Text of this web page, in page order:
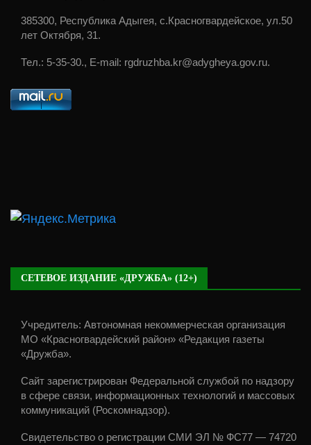
385300, Республика Адыгея, с.Красногвардейское, ул.50
лет Октября, 31.
Тел.: 5-35-30., E-mail: rgdruzhba.kr@adygheya.gov.ru.
СЕТЕВОЕ ИЗДАНИЕ «ДРУЖБА» (12+)
Учредитель: Автономная некоммерческая организация
МО «Красногвардейский район» «Редакция газеты
«Дружба».
Сайт зарегистрирован Федеральной службой по надзору
в сфере связи, информационных технологий и массовых
коммуникаций (Роскомнадзор).
Свидетельство о регистрации СМИ ЭЛ № ФС77 — 74720